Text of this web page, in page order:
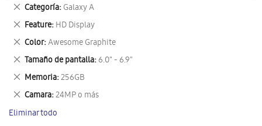
Categoría Galaxy A
Eliminar
este
artículo
Feature HD Display
Eliminar
este
artículo
Color Awesome Graphite
Eliminar
este
artículo
Tamaño de pantalla 6.0" - 6.9"
Eliminar
este
artículo
Memoria 256GB
Eliminar
este
artículo
Camara 24MP o más
Eliminar
este
artículo
Eliminar todo